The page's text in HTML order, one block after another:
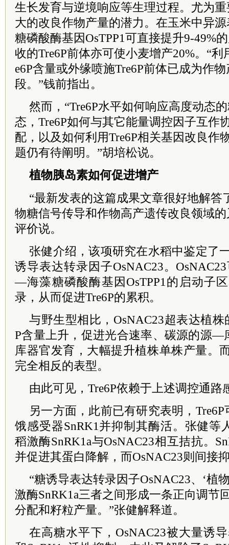
生长发育与逆境响应等生理过程。尤为
大的改良作物产量的潜力。在玉米中异
糖磷酸酶基因OsTPP1可直接提升9-49%
收的Tre6P前体亦可使小麦增产20%。“
e6P含量或外缘喷施Tre6P前体已成为作
段。”钱前指出。
然而，“Tre6P水平如何响应高度动态
态，Tre6P如何与其它能量调控因子互
配，以及如何利用Tre6P相关基因改良作
题仍有待阐明。”胡培松说。
植物胰岛素如何促进增产
“最新发表的这篇成果文章很好地解答
物糖信号传导和作物高产遗传改良领域
评价说。
张健介绍，该项研究在水稻中鉴定了
诱导表达转录因子OsNAC23。
—海藻糖磷酸酶基因OsTPP1的启动子
录，从而促进Tre6P的累积。
与野生型相比，OsNAC23超表达植
P含量上升，促进光合速率、碳源的源—
库器官发育，大幅提升植株单株产量。
完全相反的表型。
由此可见，Tre6P依赖于上述调控通路
另一方面，此前已有研究表明，
饿感受器SnRK1并抑制其酶活。张健等
稻激酶SnRK1a与OsNAC23相互拮抗。
并促进其蛋白降解，而OsNAC23则间接
“糖诱导表达转录因子OsNAC23、‘植
激酶SnRK1a三者之间形成一条正向调节
分配和籽粒产量。”张健解释道。
在高糖水平下，OsNAC23被大量诱